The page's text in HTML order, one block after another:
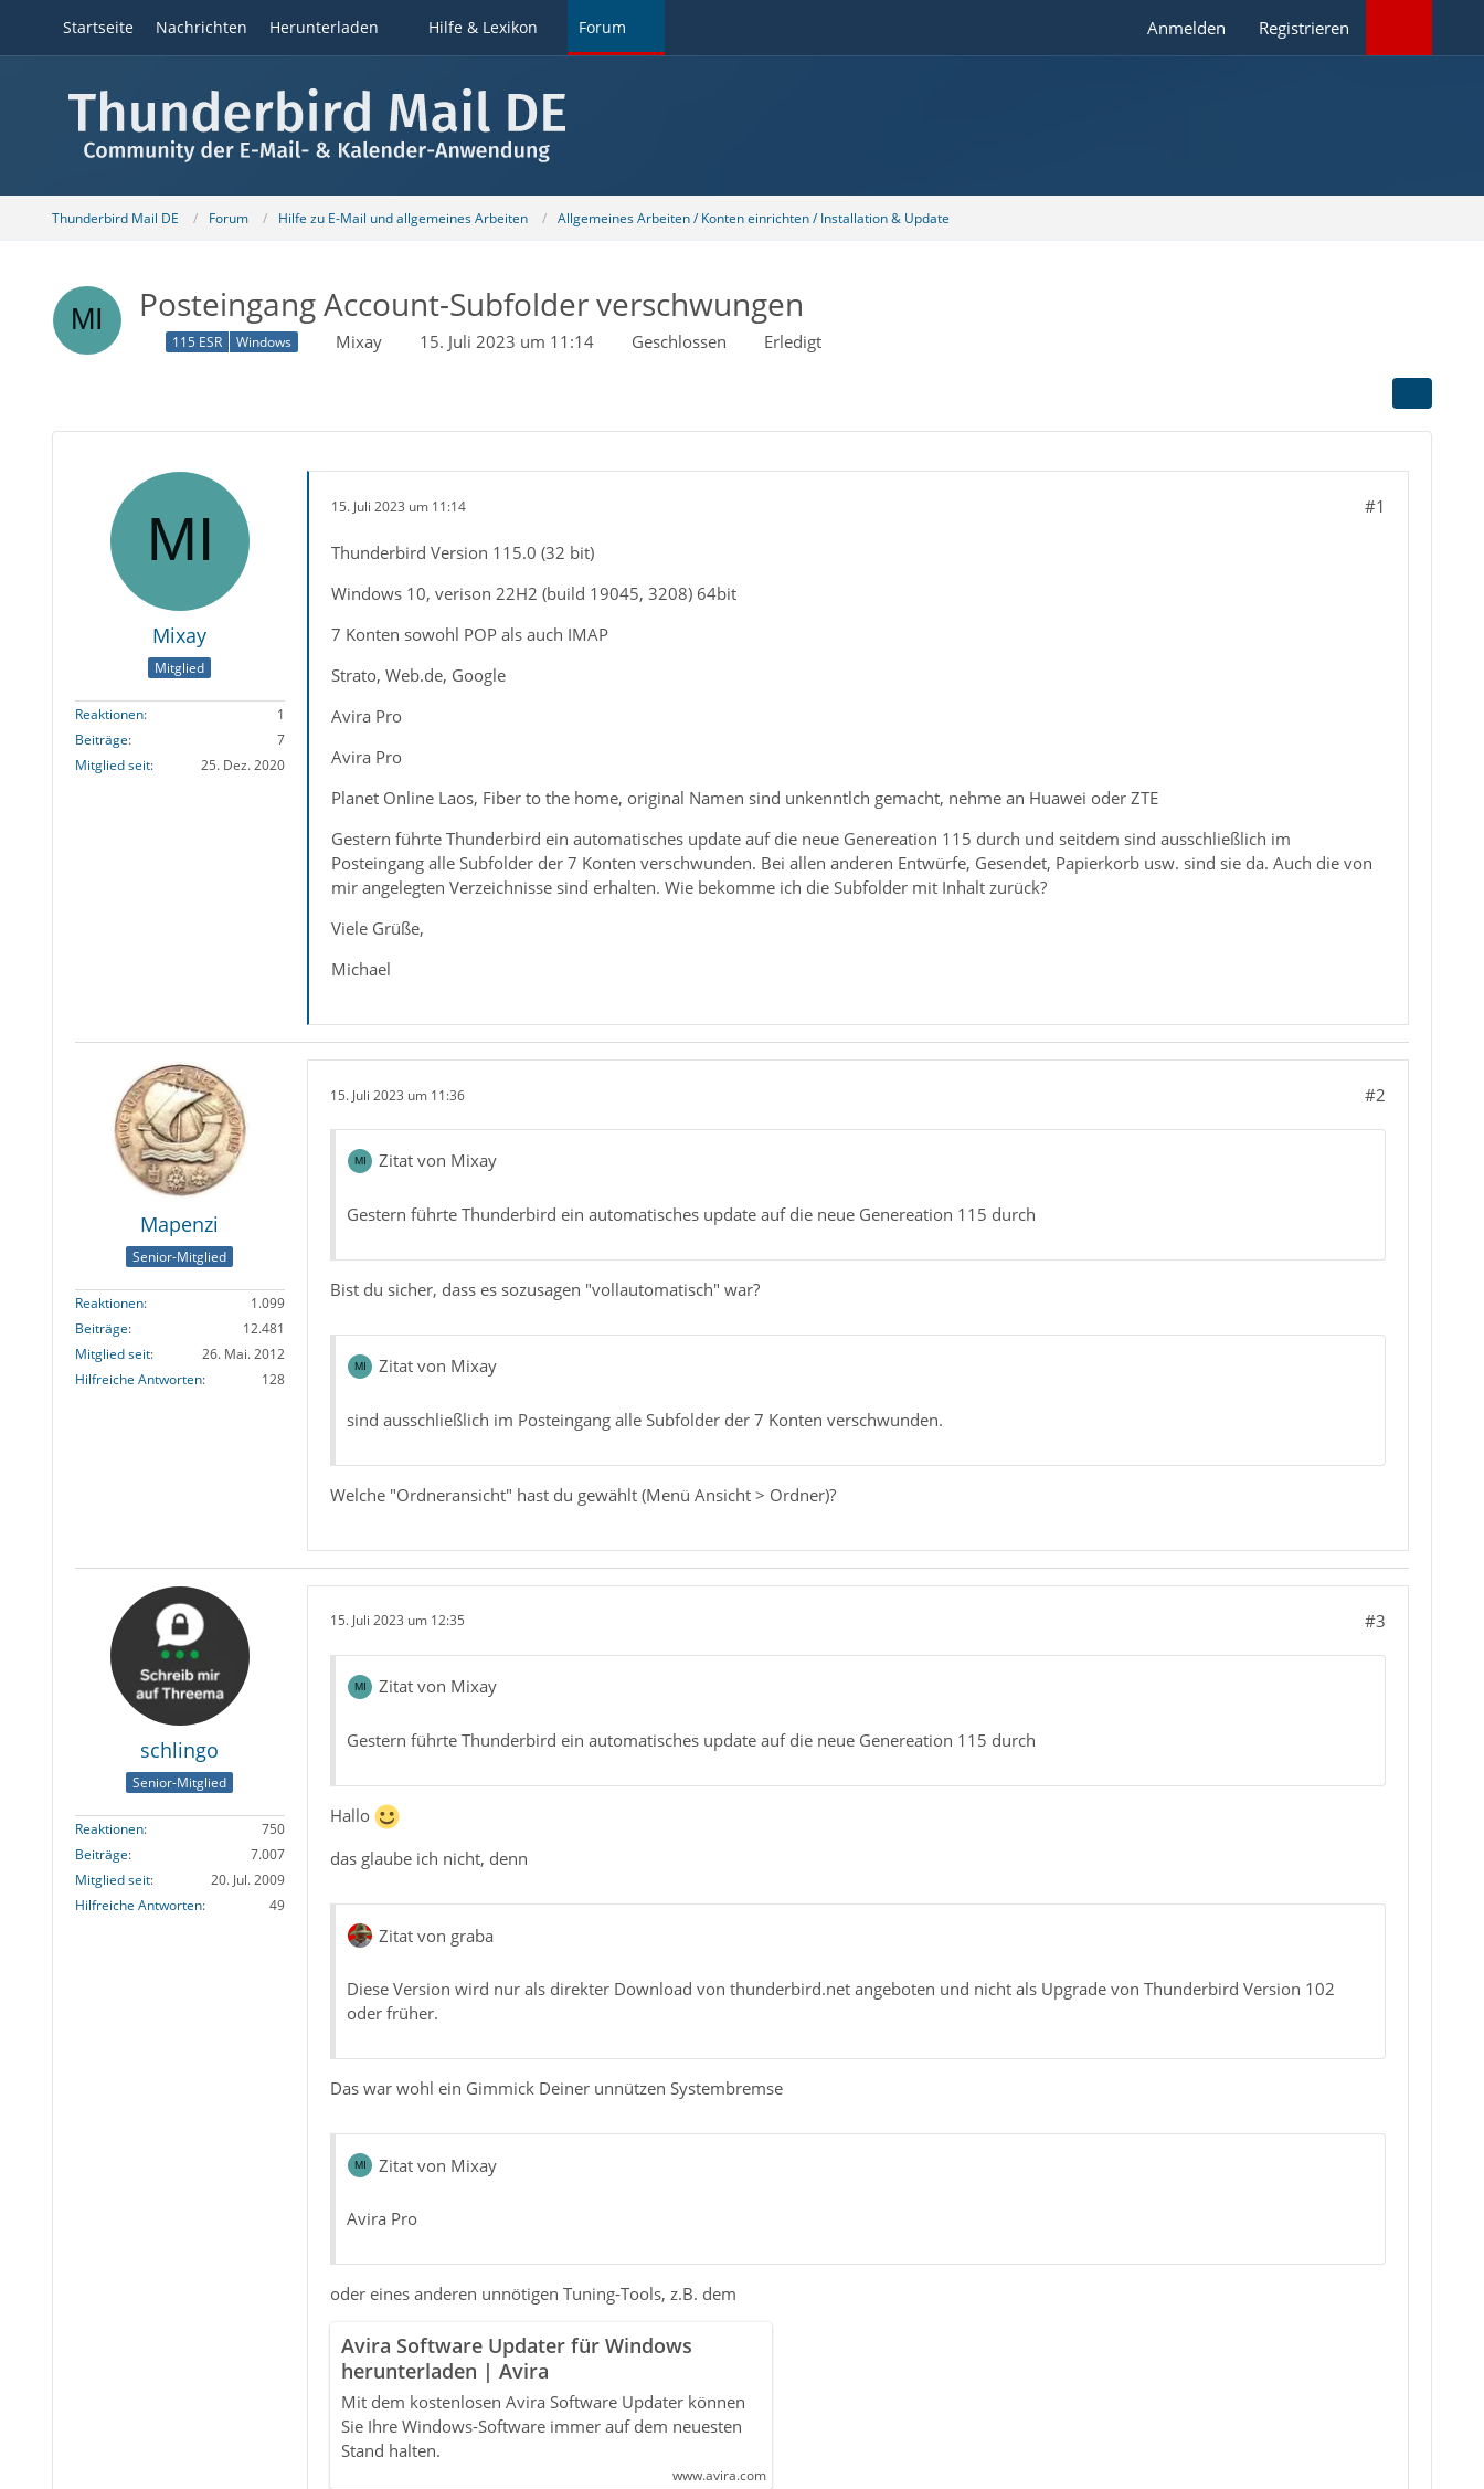
Startseite Nachrichten Herunterladen Hilfe & Lexikon Forum Anmelden Registrieren
Thunderbird Mail DE Forum Hilfe zu E-Mail und allgemeines Arbeiten Allgemeines Arbeiten / Konten einrichten / Installation & Update
Posteingang Account-Subfolder verschwungen
115 ESR Windows Mixay 15. Juli 2023 um 11:14 Geschlossen Erledigt
Mixay
Mitglied
Reaktionen
1
Beiträge
7
Mitglied seit
25. Dez. 2020
15. Juli 2023 um 11:14 #1
Thunderbird Version 115.0 (32 bit)
Windows 10, verison 22H2 (build 19045, 3208) 64bit
7 Konten sowohl POP als auch IMAP
Strato, Web.de, Google
Avira Pro
Avira Pro
Planet Online Laos, Fiber to the home, original Namen sind unkenntlch gemacht, nehme an Huawei oder ZTE
Gestern führte Thunderbird ein automatisches update auf die neue Genereation 115 durch und seitdem sind ausschließlich im
Posteingang alle Subfolder der 7 Konten verschwunden. Bei allen anderen Entwürfe, Gesendet, Papierkorb usw. sind sie da. Auch die von
mir angelegten Verzeichnisse sind erhalten. Wie bekomme ich die Subfolder mit Inhalt zurück?
Viele Grüße,
Michael
Mapenzi
Senior-Mitglied
Reaktionen
1.099
Beiträge
12.481
Mitglied seit
26. Mai. 2012
Hilfreiche Antworten
128
15. Juli 2023 um 11:36 #2
Zitat von Mixay
Gestern führte Thunderbird ein automatisches update auf die neue Genereation 115 durch
Bist du sicher, dass es sozusagen "vollautomatisch" war?
Zitat von Mixay
sind ausschließlich im Posteingang alle Subfolder der 7 Konten verschwunden.
Welche "Ordneransicht" hast du gewählt (Menü Ansicht > Ordner)?
schlingo
Senior-Mitglied
Reaktionen
750
Beiträge
7.007
Mitglied seit
20. Jul. 2009
Hilfreiche Antworten
49
15. Juli 2023 um 12:35 #3
Zitat von Mixay
Gestern führte Thunderbird ein automatisches update auf die neue Genereation 115 durch
Hallo
das glaube ich nicht, denn
Zitat von graba
Diese Version wird nur als direkter Download von thunderbird.net angeboten und nicht als Upgrade von Thunderbird Version 102
oder früher.
Das war wohl ein Gimmick Deiner unnützen Systembremse
Zitat von Mixay
Avira Pro
oder eines anderen unnötigen Tuning-Tools, z.B. dem
Avira Software Updater für Windows
herunterladen | Avira
Mit dem kostenlosen Avira Software Updater können
Sie Ihre Windows-Software immer auf dem neuesten
Stand halten.
www.avira.com